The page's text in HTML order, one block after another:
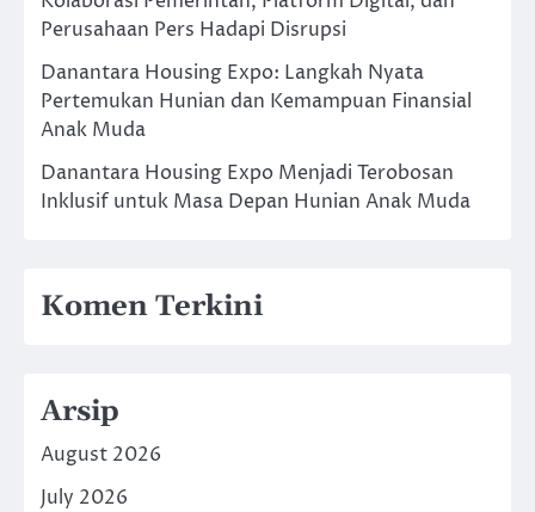
Perusahaan Pers Hadapi Disrupsi
Danantara Housing Expo: Langkah Nyata
Pertemukan Hunian dan Kemampuan Finansial
Anak Muda
Danantara Housing Expo Menjadi Terobosan
Inklusif untuk Masa Depan Hunian Anak Muda
Komen Terkini
Arsip
August 2026
July 2026